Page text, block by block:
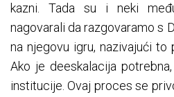
kazni. Tada su i neki
nagovarali da razgovaramo s
na njegovu igru, nazivajući to
Ako je deeskalacija
institucije. Ovaj proces se